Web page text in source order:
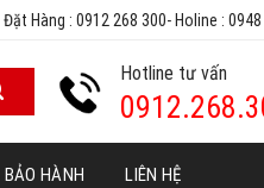
Đặt Hàng : 0912 268 300- Holine :
Hotline tư vấn
HÀNH LIÊN HỆ